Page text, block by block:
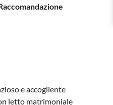
e accogliente
letto matrimoniale